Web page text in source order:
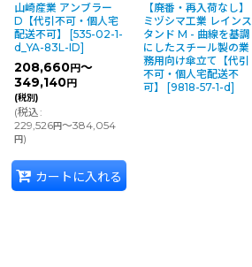
山崎産業 アンブラー
D【代引不可・個人宅
配送不可】
[535-02-1-
d_YA-83L-ID]
208,660円～
349,140円
(税別)
(税込:
229,526円～384,054
円)
カートに入れる
【廃番・再入荷なし】
ミヅシマ工業 レインス
タンド M - 曲線を基調
にしたスチール製の業
務用向け傘立て【代引
不可・個人宅配送不
可】
[9818-57-1-d]